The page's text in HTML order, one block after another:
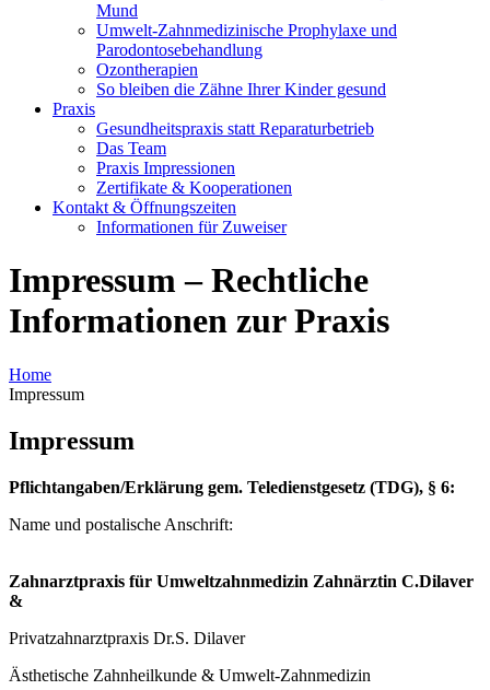
Mund
Umwelt-Zahnmedizinische Prophylaxe und
Parodontosebehandlung
Ozontherapien
So bleiben die Zähne Ihrer Kinder gesund
Praxis
Gesundheitspraxis statt Reparaturbetrieb
Das Team
Praxis Impressionen
Zertifikate & Kooperationen
Kontakt & Öffnungszeiten
Informationen für Zuweiser
Impressum – Rechtliche
Informationen zur Praxis
Home
Impressum
Impressum
Pflichtangaben/Erklärung gem. Teledienstgesetz (TDG), § 6:
Name und postalische Anschrift:
Zahnarztpraxis für Umweltzahnmedizin Zahnärztin C.Dilaver
&
Privatzahnarztpraxis Dr.S. Dilaver
Ästhetische Zahnheilkunde & Umwelt-Zahnmedizin